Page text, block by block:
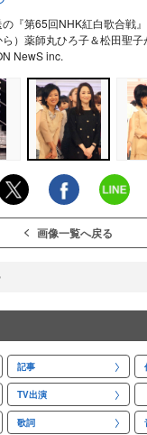
『第65回NHK紅白歌合戦
）薬師丸ひろ子＆松田聖子
NewS inc.
画像一覧へ戻る
記事
TV出演
歌詞